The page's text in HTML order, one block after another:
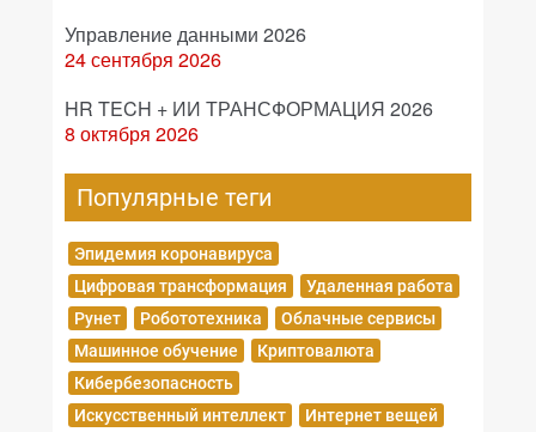
Управление данными 2026
24 сентября 2026
HR TECH + ИИ ТРАНСФОРМАЦИЯ 2026
8 октября 2026
Популярные теги
Эпидемия коронавируса
Цифровая трансформация
Удаленная работа
Рунет
Робототехника
Облачные сервисы
Машинное обучение
Криптовалюта
Кибербезопасность
Искусственный интеллект
Интернет вещей